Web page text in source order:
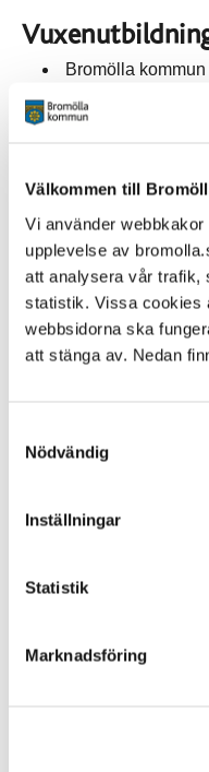
Välkommen till
Vi använder
upplevelse av
att analysera vår trafik,
statistik. Vissa cookies
webbsidorna ska
att stänga av. Nedan
Nödvändig
Inställningar
Statistik
Marknadsföring
Bromölla
grundläggande
lärcentra från och
Städ- och
Bromölla
den 1 oktober
Tipsa och dela sidan